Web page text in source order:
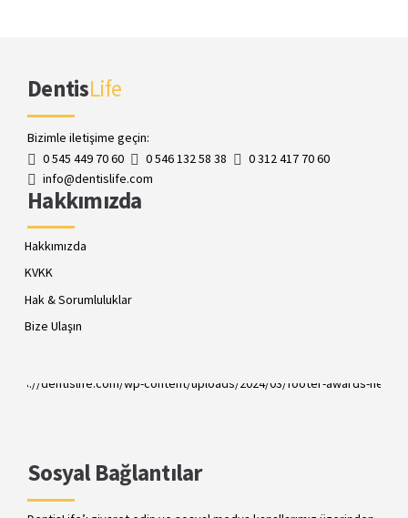
DentisLife
Bizimle iletişime geçin:
0 545 449 70 60
0 546 132 58 38
0 312 417 70 60
info@dentislife.com
Hakkımızda
Hakkımızda
KVKK
Hak & Sorumluluklar
Bize Ulaşın
Sosyal Bağlantılar